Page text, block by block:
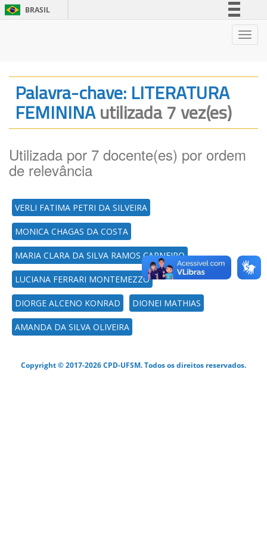
BRASIL
Legislação
Canais
Palavra-chave: LITERATURA
FEMININAutilizada 7 vez(es)
Utilizada por 7 docente(es) por ordem
de relevância
VERLI FATIMA PETRI DA SILVEIRA
MONICA CHAGAS DA COSTA
MARIA CLARA DA SILVA RAMOS CARNEIRO
LUCIANA FERRARI MONTEMEZZO
DIORGE ALCENO KONRAD DIONEI MATHIAS
AMANDA DA SILVA OLIVEIRA
Copyright © 2017-2026 CPD-UFSM. Todos os direitos reservados.